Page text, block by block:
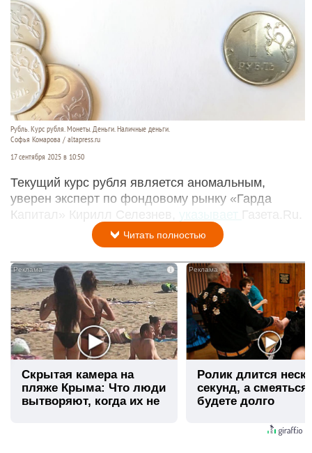
Рубль. Курс рубля. Монеты. Деньги. Наличные деньги.
Софья Комарова / altapress.ru
17 сентября 2025 в 10:50
Текущий курс рубля является аномальным,
уверен эксперт по фондовому рынку «Гарда
Капитал» Кирилл Селезнев,
Газета.Ru.
Читать полностью
i
Скрытая камера на
пляже Крыма: Что люди
вытворяют, когда их не
Ролик длится
секунд, а
будете долго